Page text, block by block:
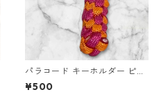
パラコード キーホルダー ピン
ク オレンジ 編み込み s17
¥500